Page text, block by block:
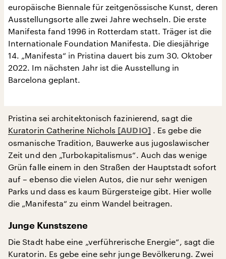
europäische Biennale für zeitgenössische Kunst, deren
Ausstellungsorte alle zwei Jahre wechseln. Die erste
Manifesta fand 1996 in Rotterdam statt. Träger ist die
Internationale Foundation Manifesta. Die diesjährige
14. „Manifesta“ in Pristina dauert bis zum 30. Oktober
2022. Im nächsten Jahr ist die Ausstellung in
Barcelona geplant.
Pristina sei architektonisch fazinierend, sagt die
Kuratorin Catherine Nichols
. Es gebe die
osmanische Tradition, Bauwerke aus jugoslawischer
Zeit und den „Turbokapitalismus“. Auch das wenige
Grün falle einem in den Straßen der Hauptstadt sofort
auf – ebenso die vielen Autos, die nur sehr wenigen
Parks und dass es kaum Bürgersteige gibt. Hier wolle
die „Manifesta“ zu einm Wandel beitragen.
Junge Kunstszene
Die Stadt habe eine „verführerische Energie“, sagt die
Kuratorin. Es gebe eine sehr junge Bevölkerung. Zwei